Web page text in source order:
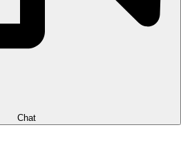
Chat